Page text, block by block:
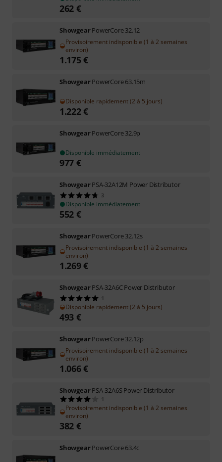
262 €
ShowgearPowerCore 32.12
Provisoirement indisponible (1 à 2 semaines
environ)
1.175€
ShowgearPowerCore 63.15m
Disponible rapidement (2 à 5 jours)
1.222€
ShowgearPowerCore 32.9p
Disponible immédiatement
977 €
ShowgearPSA-32A12M Power Distributor
3
Disponible immédiatement
552 €
ShowgearPowerCore 32.12s
Provisoirement indisponible (1 à 2 semaines
environ)
1.269€
ShowgearPSA-32A6C Power Distributor
1
Disponible rapidement (2 à 5 jours)
493 €
ShowgearPowerCore 32.12p
Provisoirement indisponible (1 à 2 semaines
environ)
1.066€
ShowgearPSA-32A6S Power Distributor
1
Provisoirement indisponible (1 à 2 semaines
environ)
382 €
ShowgearPowerCore 63.4c